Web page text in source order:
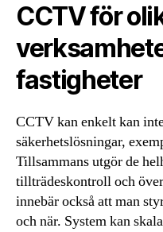
CCTV för
fastigheter
CCTV kan enkelt kan
säkerhetslösningar,
Tillsammans utgör de
tillträdeskontroll och
innebär också att man
och när. System kan